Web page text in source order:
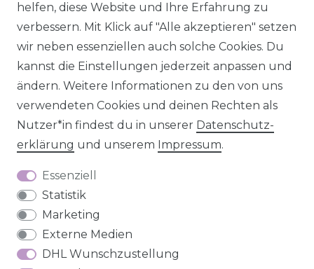
helfen, diese Website und Ihre Erfahrung zu
verbessern. Mit Klick auf "Alle akzeptieren" setzen
wir neben essenziellen auch solche Cookies. Du
kannst die Einstellungen jederzeit anpassen und
ändern. Weitere Informationen zu den von uns
verwendeten Cookies und deinen Rechten als
Nutzer*in findest du in unserer Daten­schutz­
erklärung und unserem Impressum.
Essenziell
Statistik
Marketing
Externe Medien
DHL Wunschzustellung
Barrierefreiheitserklärung Widerrufs­recht
VERTRAG WIDERRUFEN Kontakt